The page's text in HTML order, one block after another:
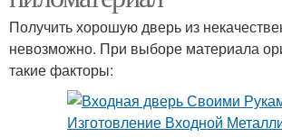
Получить хорошую дверь из
невозможно. При выборе материала
такие факторы: